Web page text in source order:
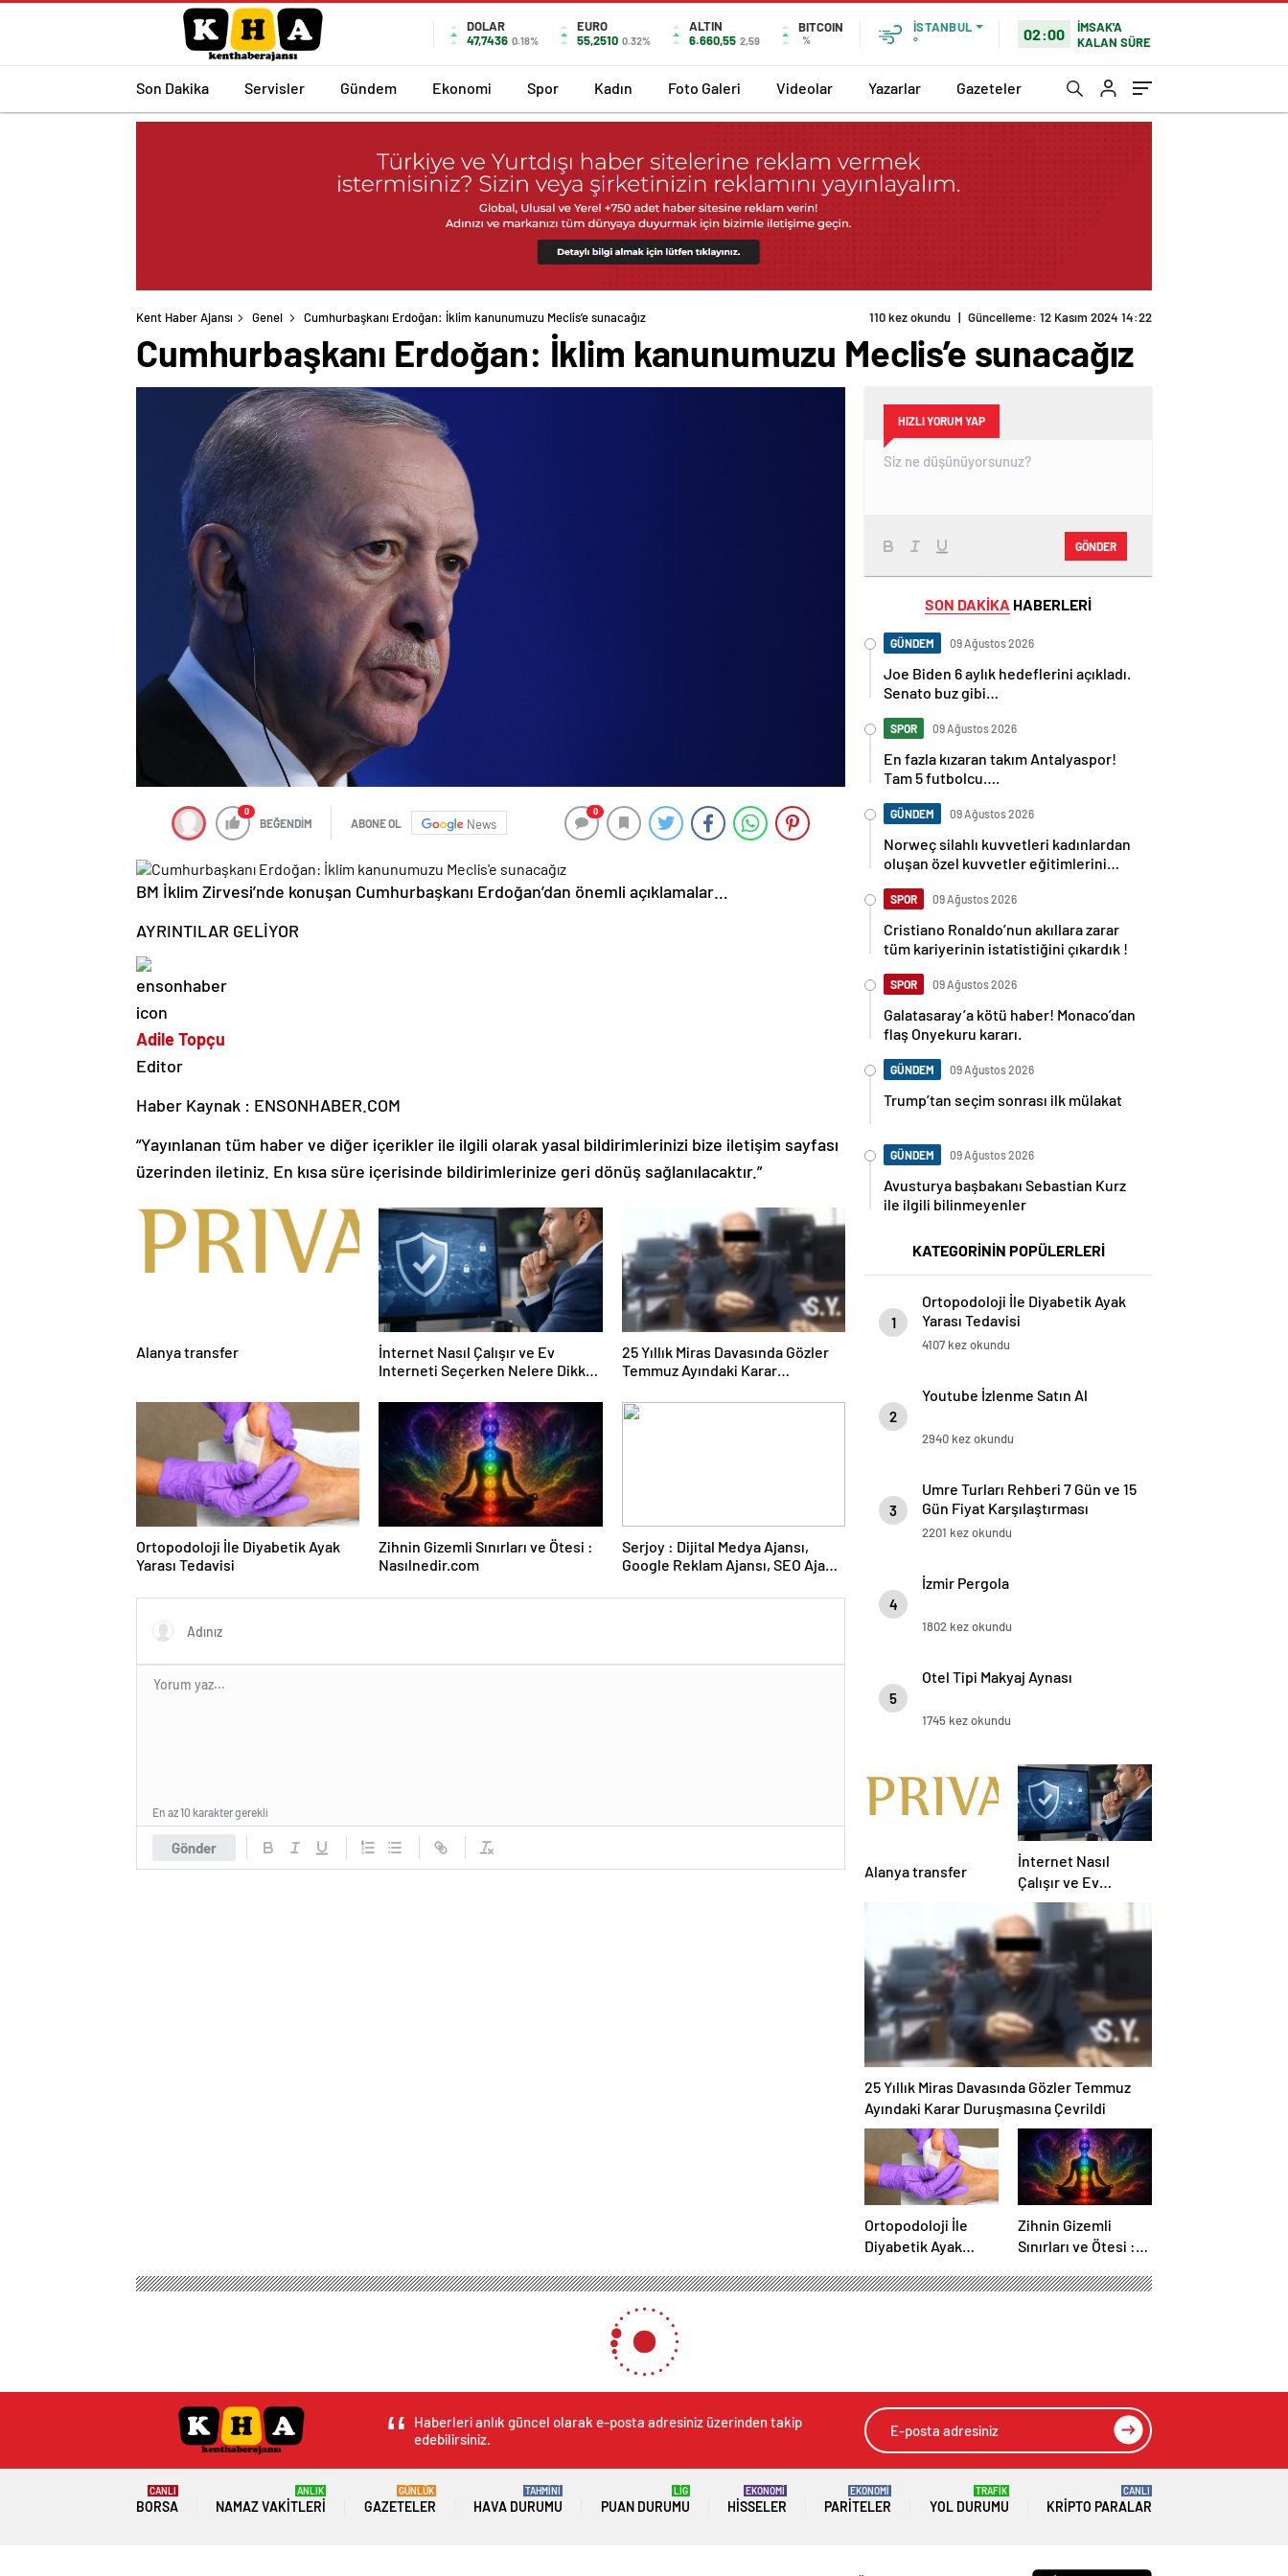
DOLAR
47,7436 0.18%
EURO
55,2510 0.32%
ALTIN
6.660,55 2,59
BITCOIN
%
İSTANBUL
°
02:00
İMSAK'A
KALAN SÜRE
Son Dakika Servisler Gündem Ekonomi Spor Kadın Foto Galeri Videolar Yazarlar Gazeteler
Kent Haber Ajansı Genel Cumhurbaşkanı Erdoğan: İklim kanunumuzu Meclis’e sunacağız 110 kez okundu | Güncelleme: 12 Kasım 2024 14:22
Cumhurbaşkanı Erdoğan: İklim kanunumuzu Meclis’e sunacağız
0
BEĞENDİM ABONE OL News
0
BM İklim Zirvesi’nde konuşan Cumhurbaşkanı Erdoğan’dan önemli açıklamalar…
AYRINTILAR GELİYOR
Adile Topçu
Editor
Haber Kaynak : ENSONHABER.COM
“Yayınlanan tüm haber ve diğer içerikler ile ilgili olarak yasal bildirimlerinizi bize iletişim sayfası
üzerinden iletiniz. En kısa süre içerisinde bildirimlerinize geri dönüş sağlanılacaktır.”
Alanya transfer
İnternet Nasıl Çalışır ve Ev
Interneti Seçerken Nelere Dikkat
25 Yıllık Miras Davasında Gözler
Temmuz Ayındaki Karar
Ortopodoloji İle Diyabetik Ayak
Yarası Tedavisi
Zihnin Gizemli Sınırları ve Ötesi :
Nasılnedir.com
Serjoy : Dijital Medya Ajansı,
Google Reklam Ajansı, SEO Ajansı
Gönder
En az 10 karakter gerekli
HIZLI YORUM YAP
GÖNDER
SON DAKİKA HABERLERİ
GÜNDEM 09 Ağustos 2026
Joe Biden 6 aylık hedeflerini açıkladı.
Senato buz gibi…
SPOR 09 Ağustos 2026
En fazla kızaran takım Antalyaspor!
Tam 5 futbolcu….
GÜNDEM 09 Ağustos 2026
Norweç silahlı kuvvetleri kadınlardan
oluşan özel kuvvetler eğitimlerini
SPOR 09 Ağustos 2026
Cristiano Ronaldo’nun akıllara zarar
tüm kariyerinin istatistiğini çıkardık !
SPOR 09 Ağustos 2026
Galatasaray’a kötü haber! Monaco’dan
flaş Onyekuru kararı.
GÜNDEM 09 Ağustos 2026
Trump’tan seçim sonrası ilk mülakat
GÜNDEM 09 Ağustos 2026
Avusturya başbakanı Sebastian Kurz
ile ilgili bilinmeyenler
KATEGORİNİN POPÜLERLERİ
1
Ortopodoloji İle Diyabetik Ayak
Yarası Tedavisi
4107 kez okundu
2
Youtube İzlenme Satın Al
2940 kez okundu
3
Umre Turları Rehberi 7 Gün ve 15
Gün Fiyat Karşılaştırması
2201 kez okundu
4
İzmir Pergola
1802 kez okundu
5
Otel Tipi Makyaj Aynası
1745 kez okundu
Alanya transfer
İnternet Nasıl
Çalışır ve Ev
Interneti Seçerken
Nelere Dikkat
Etmelisiniz
25 Yıllık Miras Davasında Gözler Temmuz
Ayındaki Karar Duruşmasına Çevrildi
Ortopodoloji İle
Diyabetik Ayak
Zihnin Gizemli
Sınırları ve Ötesi :
Haberleri anlık güncel olarak e-posta adresiniz üzerinden takip
edebilirsiniz.
BORSA
CANLI
NAMAZ VAKITLERI
ANLIK
GAZETELER
GÜNLÜK
HAVA DURUMU
TAHMİNİ
PUAN DURUMU
LİG
HISSELER
EKONOMİ
PARITELER
EKONOMİ
YOL DURUMU
TRAFİK
KRIPTO PARALAR
CANLI